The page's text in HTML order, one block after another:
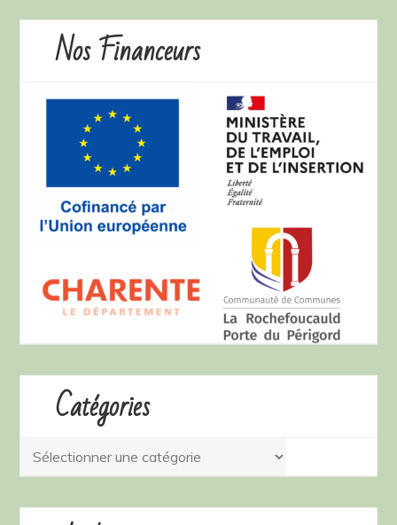
Nos Financeurs
Catégories
Catégories